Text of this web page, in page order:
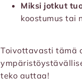
Miksi jotkut
koostumus tai
Toivottavasti tämä
teko auttaa!